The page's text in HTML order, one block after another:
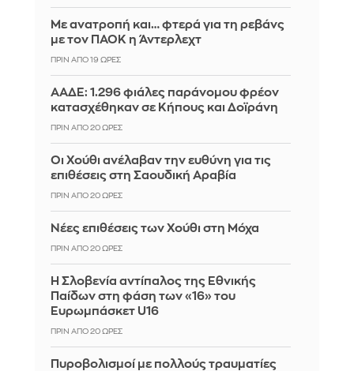
Με ανατροπή και… φτερά για τη ρεβάνς
με τον ΠΑΟΚ η Άντερλεχτ
ΠΡΙΝ ΑΠΌ 19 ΏΡΕΣ
ΑΑΔΕ: 1.296 φιάλες παράνομου φρέον
κατασχέθηκαν σε Κήπους και Δοϊράνη
ΠΡΙΝ ΑΠΌ 20 ΏΡΕΣ
Οι Χούθι ανέλαβαν την ευθύνη για τις
επιθέσεις στη Σαουδική Αραβία
ΠΡΙΝ ΑΠΌ 20 ΏΡΕΣ
Νέες επιθέσεις των Χούθι στη Μόχα
ΠΡΙΝ ΑΠΌ 20 ΏΡΕΣ
Η Σλοβενία αντίπαλος της Εθνικής
Παίδων στη φάση των «16» του
Ευρωμπάσκετ U16
ΠΡΙΝ ΑΠΌ 20 ΏΡΕΣ
Πυροβολισμοί με πολλούς τραυματίες